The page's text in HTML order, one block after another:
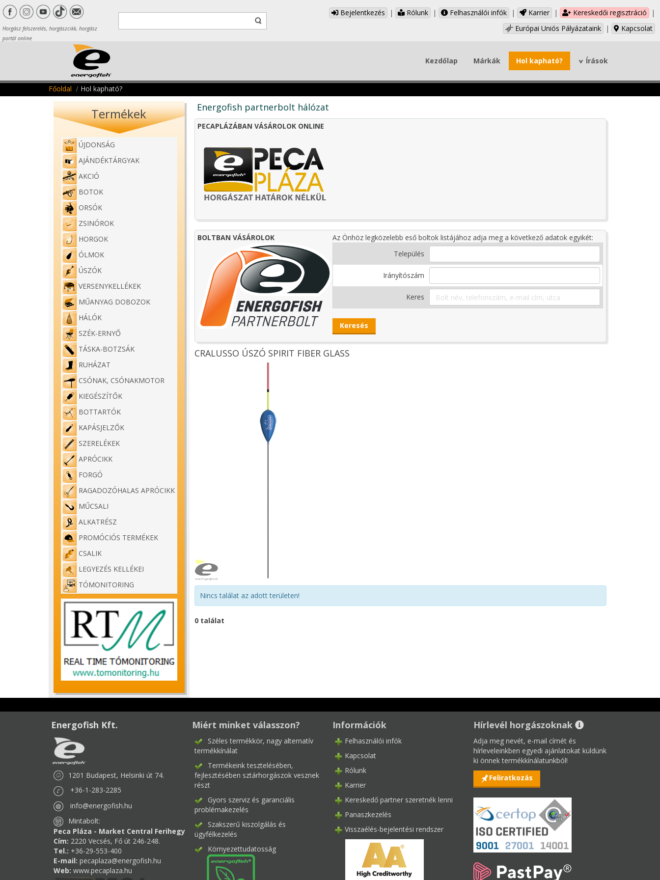
Horgász felszerelés, horgászcikk, horgász
portál online
Bejelentkezés | Rólunk | Felhasználói infók | Karrier | Kereskedői regisztráció
|
Európai Uniós Pályázataink
| Kapcsolat
Kezdőlap Márkák Hol kapható? Írások
Főoldal Hol kapható?
Termékek
ÚJDONSÁG
AJÁNDÉKTÁRGYAK
AKCIÓ
BOTOK
ORSÓK
ZSINÓROK
HORGOK
ÓLMOK
ÚSZÓK
VERSENYKELLÉKEK
MŰANYAG DOBOZOK
HÁLÓK
SZÉK-ERNYŐ
TÁSKA-BOTZSÁK
RUHÁZAT
CSÓNAK, CSÓNAKMOTOR
KIEGÉSZÍTŐK
BOTTARTÓK
KAPÁSJELZŐK
SZERELÉKEK
APRÓCIKK
FORGÓ
RAGADOZÓHALAS APRÓCIKK
MŰCSALI
ALKATRÉSZ
PROMÓCIÓS TERMÉKEK
CSALIK
LEGYEZÉS KELLÉKEI
TÓMONITORING
Energofish partnerbolt hálózat
PECAPLÁZÁBAN VÁSÁROLOK ONLINE
BOLTBAN VÁSÁROLOK
Az Önhöz legközelebb eső boltok listájához adja meg a következő adatok egyikét:
Település
Irányítószám
Keres
CRALUSSO ÚSZÓ SPIRIT FIBER GLASS
Nincs találat az adott területen!
0 találat
Energofish Kft.
1201 Budapest, Helsinki út 74.
+36-1-283-2285
info@energofish.hu
Mintabolt:
Peca Pláza - Market Central Ferihegy
Cím: 2220 Vecsés, Fő út 246-248.
Tel.: +36-29-553-400
E-mail: pecaplaza@energofish.hu
Web: www.pecaplaza.hu
Miért minket válasszon?
Széles termékkör, nagy alternatív
termékkínálat
Termékeink tesztelésében,
fejlesztésében sztárhorgászok vesznek
részt
Gyors szerviz és garanciális
problémakezelés
Szakszerű kiszolgálás és
ügyfélkezelés
Környezettudatosság
Információk
Felhasználói infók
Kapcsolat
Rólunk
Karrier
Kereskedő partner szeretnék lenni
Panaszkezelés
Visszaélés-bejelentési rendszer
Hírlevél horgászoknak
Adja meg nevét, e-mail címét és
hírleveleinkben egyedi ajánlatokat küldünk
ki önnek termékkínálatunkból!
Feliratkozás